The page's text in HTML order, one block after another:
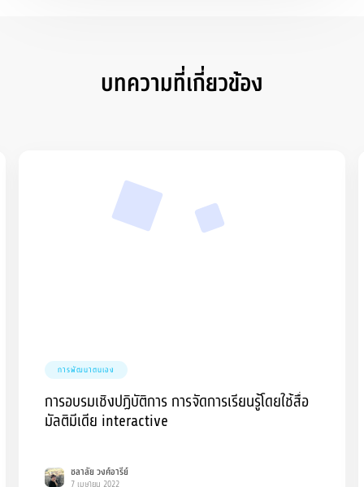
บทความที่เกี่ยวข้อง
การพัฒนาตนเอง
การอบรมเชิงปฏิบัติการ การจัดการเรียนรู้โดยใช้สื่อ
มัลติมีเดีย interactive
ชลาลัย วงศ์อารีย์
7 เมษายน 2022